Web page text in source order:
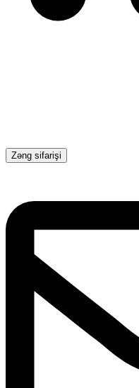
Zəng sifarişi